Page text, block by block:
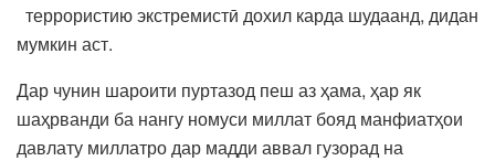
террористию экстремистӣ дохил карда шудаанд, дидан
мумкин аст.
Дар чунин шароити пуртазод пеш аз ҳама, ҳар як
шаҳрванди ба нангу номуси миллат бояд манфиатҳои
давлату миллатро дар мадди аввал гузорад на